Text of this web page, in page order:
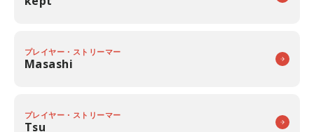
プレイヤー・ストリーマー
Masashi
プレイヤー・ストリーマー
Tsu